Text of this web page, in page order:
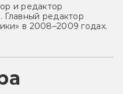
и редактор
Главный редактор
в 2008–2009 годах.